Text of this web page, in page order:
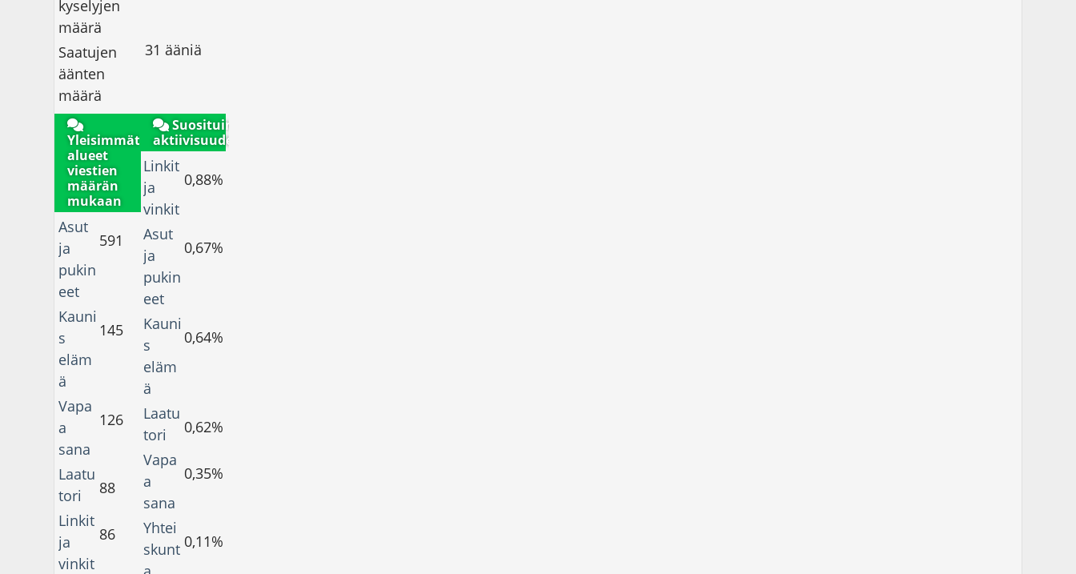
kyselyjen
määrä
Saatujen
äänten
määrä
31 ääniä
Yleisimmät
alueet
viestien
määrän
mukaan
Asut
ja
pukin
eet
591
Kauni
s
eläm
ä
145
Vapa
a
sana
126
Laatu
tori
88
Linkit
ja
vinkit
86
Suosituin alue
aktiivisuudeltaan
Linkit
ja
vinkit
0,88%
Asut
ja
pukin
eet
0,67%
Kauni
s
eläm
ä
0,64%
Laatu
tori
0,62%
Vapa
a
sana
0,35%
Yhtei
skunt 0,11%